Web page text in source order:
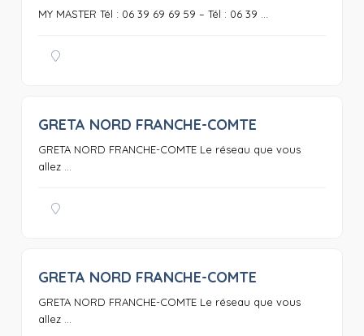
MY MASTER Tél : 06 39 69 69 59 – Tél : 06 39 ...
GRETA NORD FRANCHE-COMTE
GRETA NORD FRANCHE-COMTE Le réseau que vous
allez ...
GRETA NORD FRANCHE-COMTE
GRETA NORD FRANCHE-COMTE Le réseau que vous
allez ...